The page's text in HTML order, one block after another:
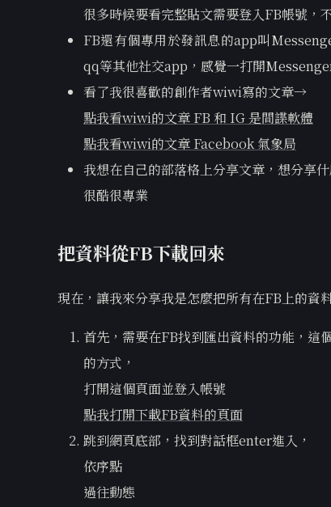
很多時候要看完整貼文需要登入FB帳號，
FB還有個專用於發訊息的app叫
qq等其他社交app，感覺一打開
看了我很喜歡的創作者wiwi寫的文章→
點我看wiwi的文章 FB 和 IG 是間諜軟體
點我看wiwi的文章 Facebook 氣象局
我想在自己的部落格上分享文章，想分享
很酷很專業
把資料從FB下載回來
現在，讓我來分享我是怎麼把所有在FB上的資
首先，需要在FB找到匯出資料的功能，這
的方式，
打開這個頁面並登入帳號
點我打開下載FB資料的頁面
跳到網頁底部，找到對話框enter進入，
依序點
過往動態